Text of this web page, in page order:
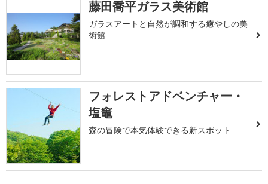
藤田喬平ガラス美術館
ガラスアートと自然が調和する癒やしの美
術館
フォレストアドベンチャー・
塩竈
森の冒険で本気体験できる新スポット